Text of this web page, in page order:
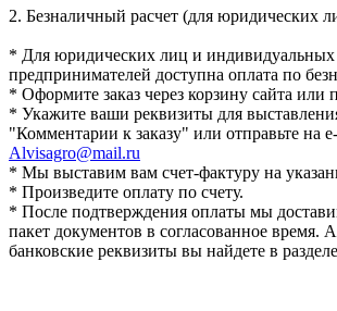
2. Безналичный расчет (для юридических
* Для юридических лиц и индивидуальных
предпринимателей доступна оплата по
* Оформите заказ через корзину сайта или
* Укажите ваши реквизиты для
"Комментарии к заказу" или отправьте на
Alvisagro@mail.ru
* Мы выставим вам счет-фактуру на
* Произведите оплату по счету.
* После подтверждения оплаты мы
пакет документов в согласованное время.
банковские реквизиты вы найдете в